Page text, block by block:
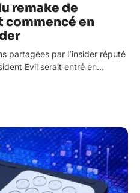
remake de
commencé en
partagées par l’insider réputé
Evil serait entré en…